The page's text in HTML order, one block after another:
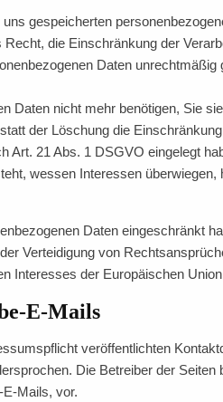
gespeicherten
die Einschränkung der
Daten
Daten nicht mehr benötigen, Sie
der Löschung die
Art. 21 Abs. 1 DSGVO eingelegt
wessen Interessen
Daten eingeschränkt
Verteidigung von
Interesses der Europäischen
E-Mails
veröffentlichten
Die Betreiber der
Mails, vor.